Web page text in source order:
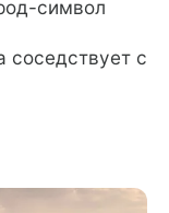
символ
соседствует с